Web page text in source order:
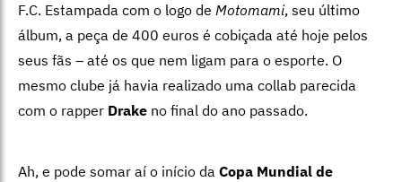
F.C. Estampada com o logo de Motomami, seu último
álbum, a peça de 400 euros é cobiçada até hoje pelos
seus fãs – até os que nem ligam para o esporte. O
mesmo clube já havia realizado uma collab parecida
com o rapper Drake no final do ano passado.
Ah, e pode somar aí o início da Copa Mundial de